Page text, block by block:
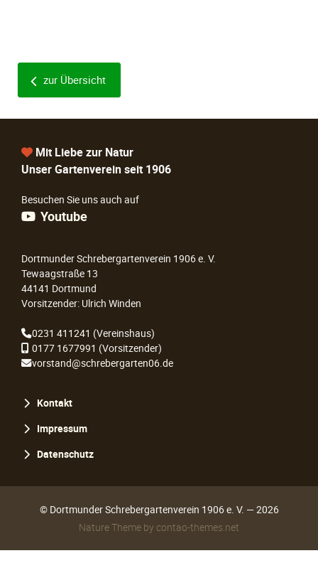
zur Übersicht
Mit Liebe zur Natur
Unser Gartenverein seit 1906
Besuchen Sie uns auch auf
Youtube
Dortmunder Schrebergartenverein 1906 e. V.
Tewaagstraße 13
44141 Dortmund
Vorsitzender: Ulrich Winden
0231 411241 (Vereinshaus)
0177 1677991 (Vorsitzender)
vorstand@schrebergarten06.de
überspringen
Kontakt
Impressum
Datenschutz
© Dortmunder Schrebergartenverein 1906 e. V. — 2026
Nature Theme by contao-themes.net